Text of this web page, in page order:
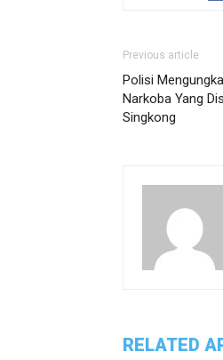
Previous article
Polisi
Narkoba Yang
Singkong
RELATED